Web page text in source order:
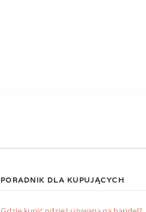
PORADNIK DLA KUPUJĄCYCH